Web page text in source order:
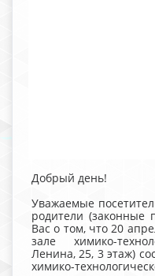
Добрый день!
Уважаемые
родители (законные
Вас о том, что 20
зале химико-
Ленина, 25, 3 этаж)
химико-